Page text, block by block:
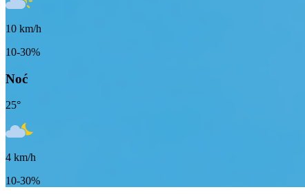
10 km/h
10-30%
Noć
25°
4 km/h
10-30%